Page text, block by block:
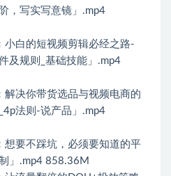
，写实写意镜」.mp4
白的短视频剪辑必经之路-
及规则_基础技能」.mp4
决你带货选品与视频电商的
法则-说产品」.mp4
要不踩坑，必须要知道的平
」.mp4 858.36M